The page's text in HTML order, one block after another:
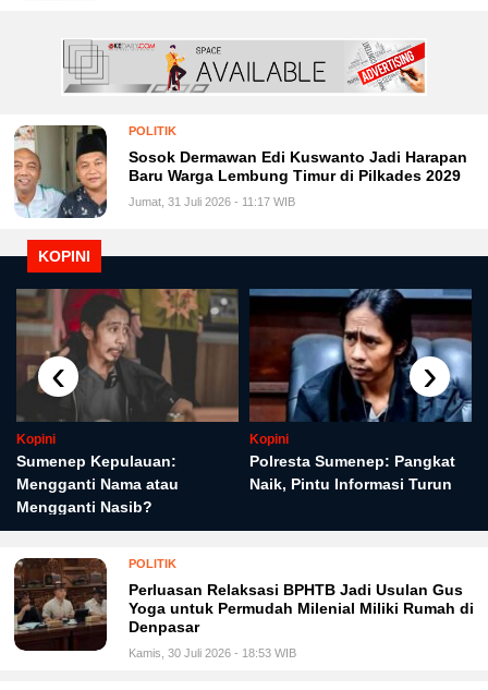
POLITIK
Sosok Dermawan Edi Kuswanto Jadi Harapan
Baru Warga Lembung Timur di Pilkades 2029
Jumat, 31 Juli 2026 - 11:17 WIB
KOPINI
Kopini
Sumenep Kepulauan:
Mengganti Nama atau
Mengganti Nasib?
Kopini
Polresta Sumenep: Pangkat
Naik, Pintu Informasi Turun
‹ ›
POLITIK
Perluasan Relaksasi BPHTB Jadi Usulan Gus
Yoga untuk Permudah Milenial Miliki Rumah di
Denpasar
Kamis, 30 Juli 2026 - 18:53 WIB